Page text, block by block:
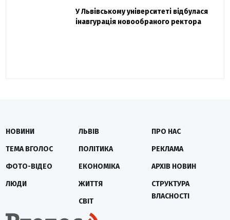
Павло Дак
Захисник "Азовсталі" Діанов вдруге
одружився та показав фото з весілля
У Львівському університеті відбулася
інавгурація новообраного ректора
НОВИНИ
ТЕМА ВГОЛОС
ФОТО-ВІДЕО
ЛЮДИ
ЛЬВІВ
ПОЛІТИКА
ЕКОНОМІКА
ЖИТТЯ
СВІТ
ПРО НАС
РЕКЛАМА
АРХІВ НОВИН
СТРУКТУРА
ВЛАСНОСТІ